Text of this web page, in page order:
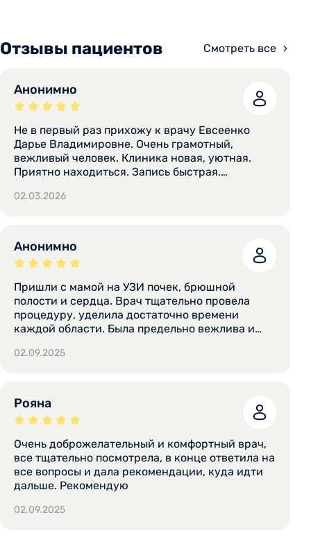
Отзывы пациентов Смотреть все
Анонимно
Не в первый раз прихожу к врачу Евсеенко
Дарье Владимировне. Очень грамотный,
вежливый человек. Клиника новая, уютная.
Приятно находиться. Запись быстрая.
нужные дату и время визита.
02.03.2026
Анонимно
Пришли с мамой на УЗИ почек, брюшной
полости и сердца. Врач тщательно провела
процедуру, уделила достаточно времени
каждой области. Была предельно вежлива и
вопросы ответила, сказала, куда и к кому идти
02.09.2025
Рояна
Очень доброжелательный и комфортный врач,
все тщательно посмотрела, в конце ответила на
все вопросы и дала рекомендации, куда идти
дальше. Рекомендую
02.09.2025